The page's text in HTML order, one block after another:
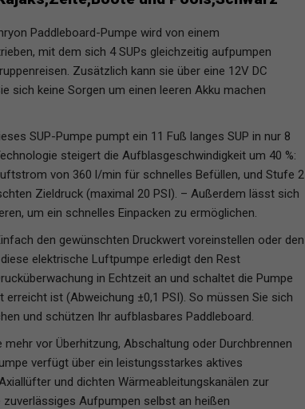
Paddleboard-Pumpe wird von einem
mit dem sich 4 SUPs gleichzeitig aufpumpen
Zusätzlich kann sie über eine 12V DC
sich keine Sorgen um einen leeren Akku machen
SUP-Pumpe pumpt ein 11 Fuß langes SUP in nur 8
steigert die Aufblasgeschwindigkeit um 40 %:
von 360 l/min für schnelles Befüllen, und Stufe 2
Zieldruck (maximal 20 PSI). – Außerdem lässt sich
um ein schnelles Einpacken zu ermöglichen.
den gewünschten Druckwert voreinstellen oder den
elektrische Luftpumpe erledigt den Rest
in Echtzeit an und schaltet die Pumpe
ist (Abweichung ±0,1 PSI). So müssen Sie sich
und schützen Ihr aufblasbares Paddleboard.
vor Überhitzung, Abschaltung oder Durchbrennen
verfügt über ein leistungsstarkes aktives
und dichten Wärmeableitungskanälen zur
Aufpumpen selbst an heißen